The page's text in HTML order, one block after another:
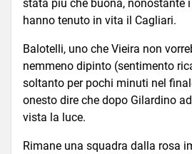
stata più che buona, nonostante
hanno tenuto in vita il Cagliari.
Balotelli, uno che Vieira non
nemmeno dipinto (sentimento
soltanto per pochi minuti nel
onesto dire che dopo Gilardino
vista la luce.
Rimane una squadra dalla rosa